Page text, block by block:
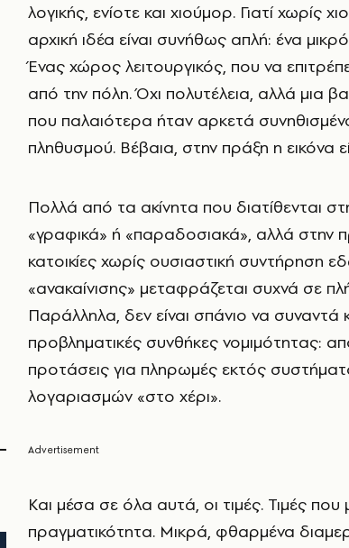
λογικής, ενίοτε και χιούμορ. Γιατί χωρίς
αρχική ιδέα είναι συνήθως απλή: ένα
Ένας χώρος λειτουργικός, που να
από την πόλη. Όχι πολυτέλεια, αλλά μια
που παλαιότερα ήταν αρκετά
πληθυσμού. Βέβαια, στην πράξη η εικόνα
Πολλά από τα ακίνητα που διατίθενται
«γραφικά» ή «παραδοσιακά», αλλά στην
κατοικίες χωρίς ουσιαστική συντήρηση
«ανακαίνισης» μεταφράζεται συχνά σε
Παράλληλα, δεν είναι σπάνιο να συναντά
προβληματικές συνθήκες νομιμότητας:
προτάσεις για πληρωμές εκτός
λογαριασμών «στο χέρι».
Και μέσα σε όλα αυτά, οι τιμές. Τιμές
πραγματικότητα. Μικρά, φθαρμένα